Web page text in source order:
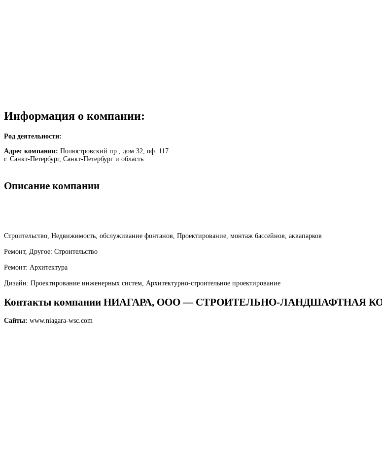
Информация о компании:
Род деятельности:
Адрес компании: Полюстровский пр., дом 32, оф. 117
г. Санкт-Петербург, Санкт-Петербург и область
Описание компании
Строительство, Недвижимость, обслуживание фонтанов, Проектирование, монтаж бассейнов, аквапарков
Ремонт, Другое: Строительство
Ремонт: Архитектура
Дизайн: Проектирование инженерных систем, Архитектурно-строительное проектирование
Контакты компании НИАГАРА, ООО — СТРОИТЕЛЬНО-ЛАНДШАФТНАЯ
Сайты: www.niagara-wsc.com